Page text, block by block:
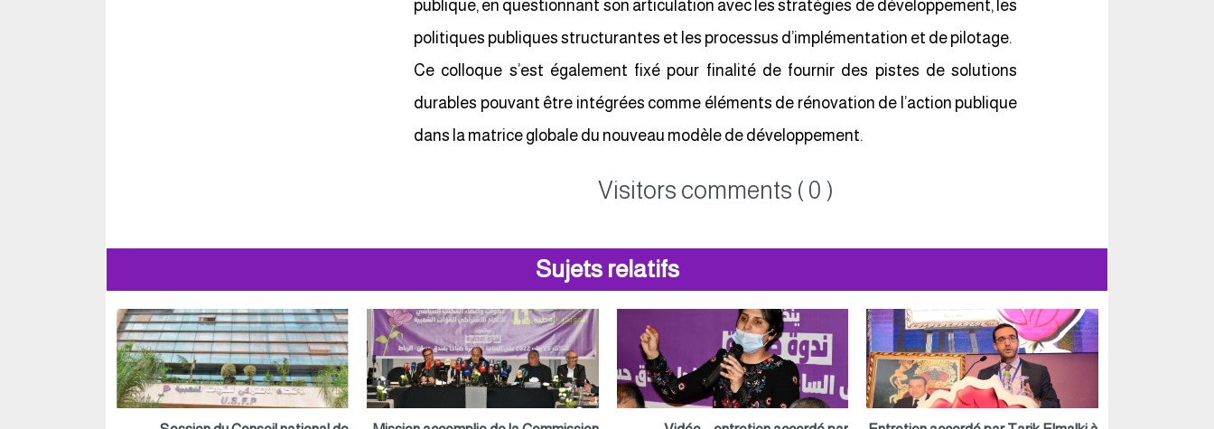
publique, en questionnant son articulation avec les stratégies de développement, les
politiques publiques structurantes et les processus d’implémentation et de pilotage.
Ce colloque s’est également fixé pour finalité de fournir des pistes de solutions
durables pouvant être intégrées comme éléments de rénovation de l’action publique
dans la matrice globale du nouveau modèle de développement.
Visitors comments ( 0 )
Sujets relatifs